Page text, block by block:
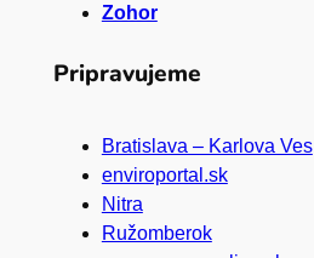
Zohor
Pripravujeme
Bratislava – Karlova Ves
enviroportal.sk
Nitra
Ružomberok